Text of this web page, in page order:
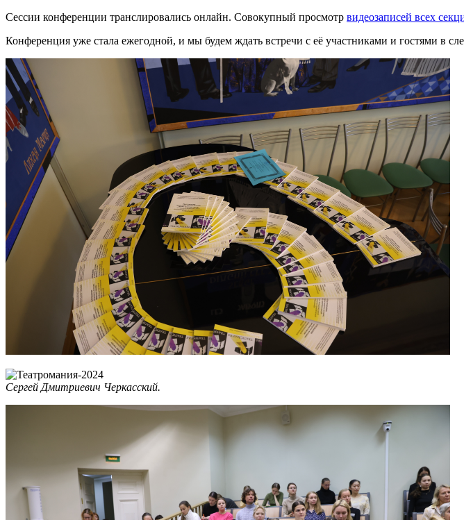
Сессии конференции транслировались онлайн. Совокупный просмотр видеозаписей всех
Конференция уже стала ежегодной, и мы будем ждать встречи с её участниками и гостями в
Сергей Дмитриевич Черкасский.